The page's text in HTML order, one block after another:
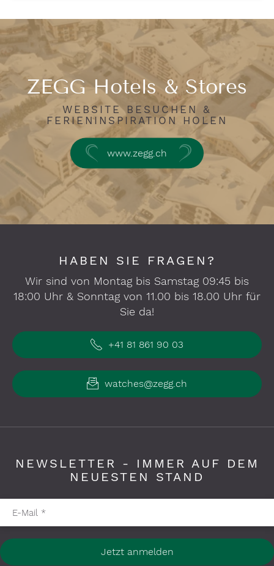
ZEGG Hotels & Stores
WEBSITE BESUCHEN &
FERIENINSPIRATION HOLEN
www.zegg.ch
HABEN SIE FRAGEN?
Wir sind von Montag bis Samstag 09:45 bis
18:00 Uhr & Sonntag von 11.00 bis 18.00 Uhr für
Sie da!
+41 81 861 90 03
watches@zegg.ch
NEWSLETTER - IMMER AUF DEM
NEUESTEN STAND
Pflichtfelder bitte ausfüllen
E-Mail *
Jetzt anmelden